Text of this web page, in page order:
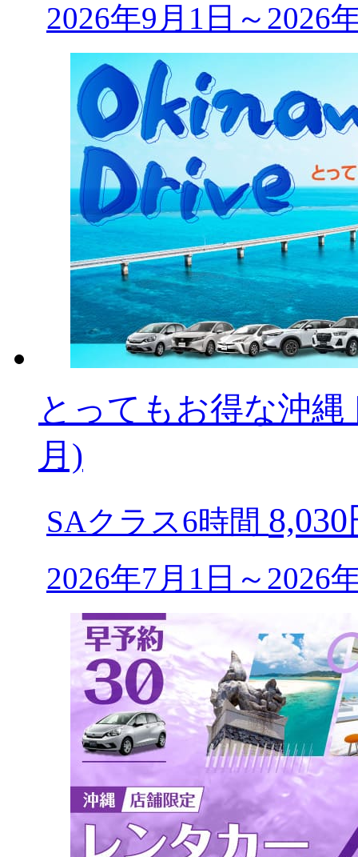
2026年9月1日～2026
とってもお得な沖
月)
SAクラス6時間
2026年7月1日～2026